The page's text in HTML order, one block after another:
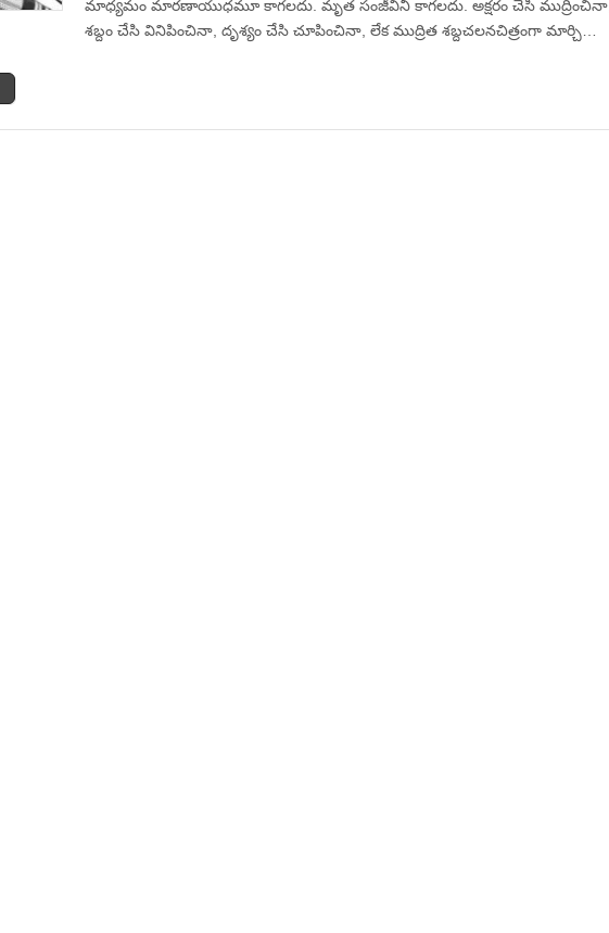
మాధ్యమం మారణాయుధమూ కాగలదు. మృత సంజీవినీ కాగలదు. అక్షరం చేసి ముద్రించినా,
శబ్దం చేసి వినిపించినా, దృశ్యం చేసి చూపించినా, లేక ముద్రిత శబ్దచలనచిత్రంగా మార్చి…